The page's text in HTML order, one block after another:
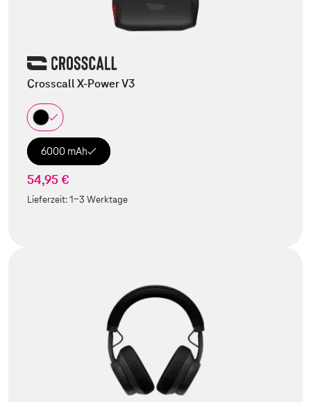
Crosscall X-Power V3
6000 mAh
54,95 €
Lieferzeit:1-3 Werktage